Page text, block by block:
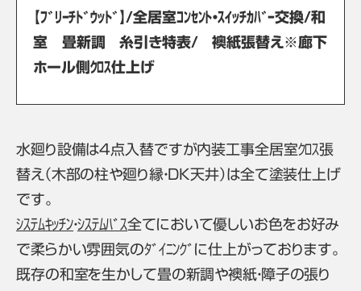
【ﾌﾞﾘｰﾁﾄﾞｳｯﾄﾞ】/全居室ｺﾝｾﾝﾄ・ｽｲｯﾁｶﾊﾞｰ交換/和
室 畳新調 糸引き特表/ 襖紙張替え※廊下
ホール側ｸﾛｽ仕上げ
水廻り設備は4点入替ですが内装工事全居室ｸﾛｽ張
替え（木部の柱や廻り縁・DK天井）は全て塗装仕上げ
です。
ｼｽﾃﾑｷｯﾁﾝ・ｼｽﾃﾑﾊﾞｽ全てにおいて優しいお色をお好み
で柔らかい雰囲気のﾀﾞｲﾆﾝｸﾞに仕上がっております。
既存の和室を生かして畳の新調や襖紙・障子の張り